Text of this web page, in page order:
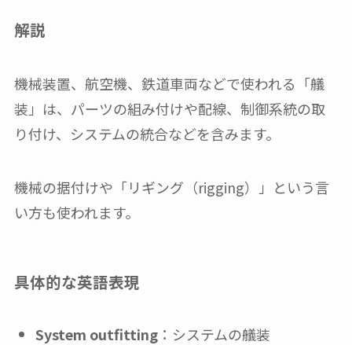
解説
機械装置、航空機、鉄道車両などで使われる「艤
装」は、パーツの組み付けや配線、制御系統の取
り付け、システムの統合などを含みます。
機械の据付けや「リギング（rigging）」という言
い方も使われます。
具体的な英語表現
System outfitting：システムの艤装